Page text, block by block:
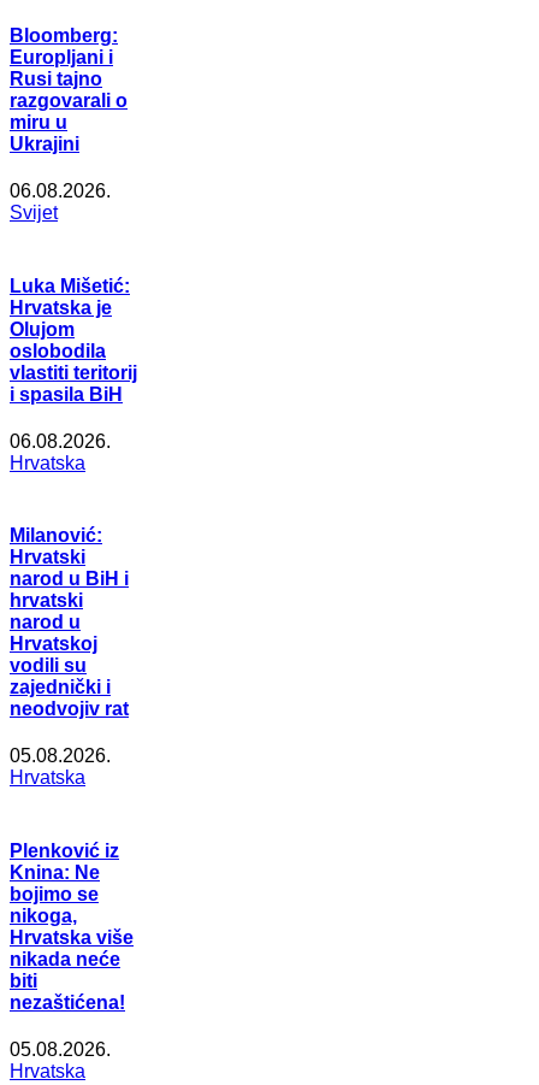
Bloomberg:
Europljani i
Rusi tajno
razgovarali o
miru u
Ukrajini
06.08.2026.
Svijet
Luka Mišetić:
Hrvatska je
Olujom
oslobodila
vlastiti teritorij
i spasila BiH
06.08.2026.
Hrvatska
Milanović:
Hrvatski
narod u BiH i
hrvatski
narod u
Hrvatskoj
vodili su
zajednički i
neodvojiv rat
05.08.2026.
Hrvatska
Plenković iz
Knina: Ne
bojimo se
nikoga,
Hrvatska više
nikada neće
biti
nezaštićena!
05.08.2026.
Hrvatska